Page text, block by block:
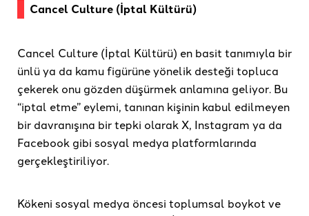
Cancel Culture (İptal Kültürü)
Cancel Culture (İptal Kültürü) en basit tanımıyla bir
ünlü ya da kamu figürüne yönelik desteği topluca
çekerek onu gözden düşürmek anlamına geliyor. Bu
“iptal etme” eylemi, tanınan kişinin kabul edilmeyen
bir davranışına bir tepki olarak X, Instagram ya da
Facebook gibi sosyal medya platformlarında
gerçekleştiriliyor.
Kökeni sosyal medya öncesi toplumsal boykot ve